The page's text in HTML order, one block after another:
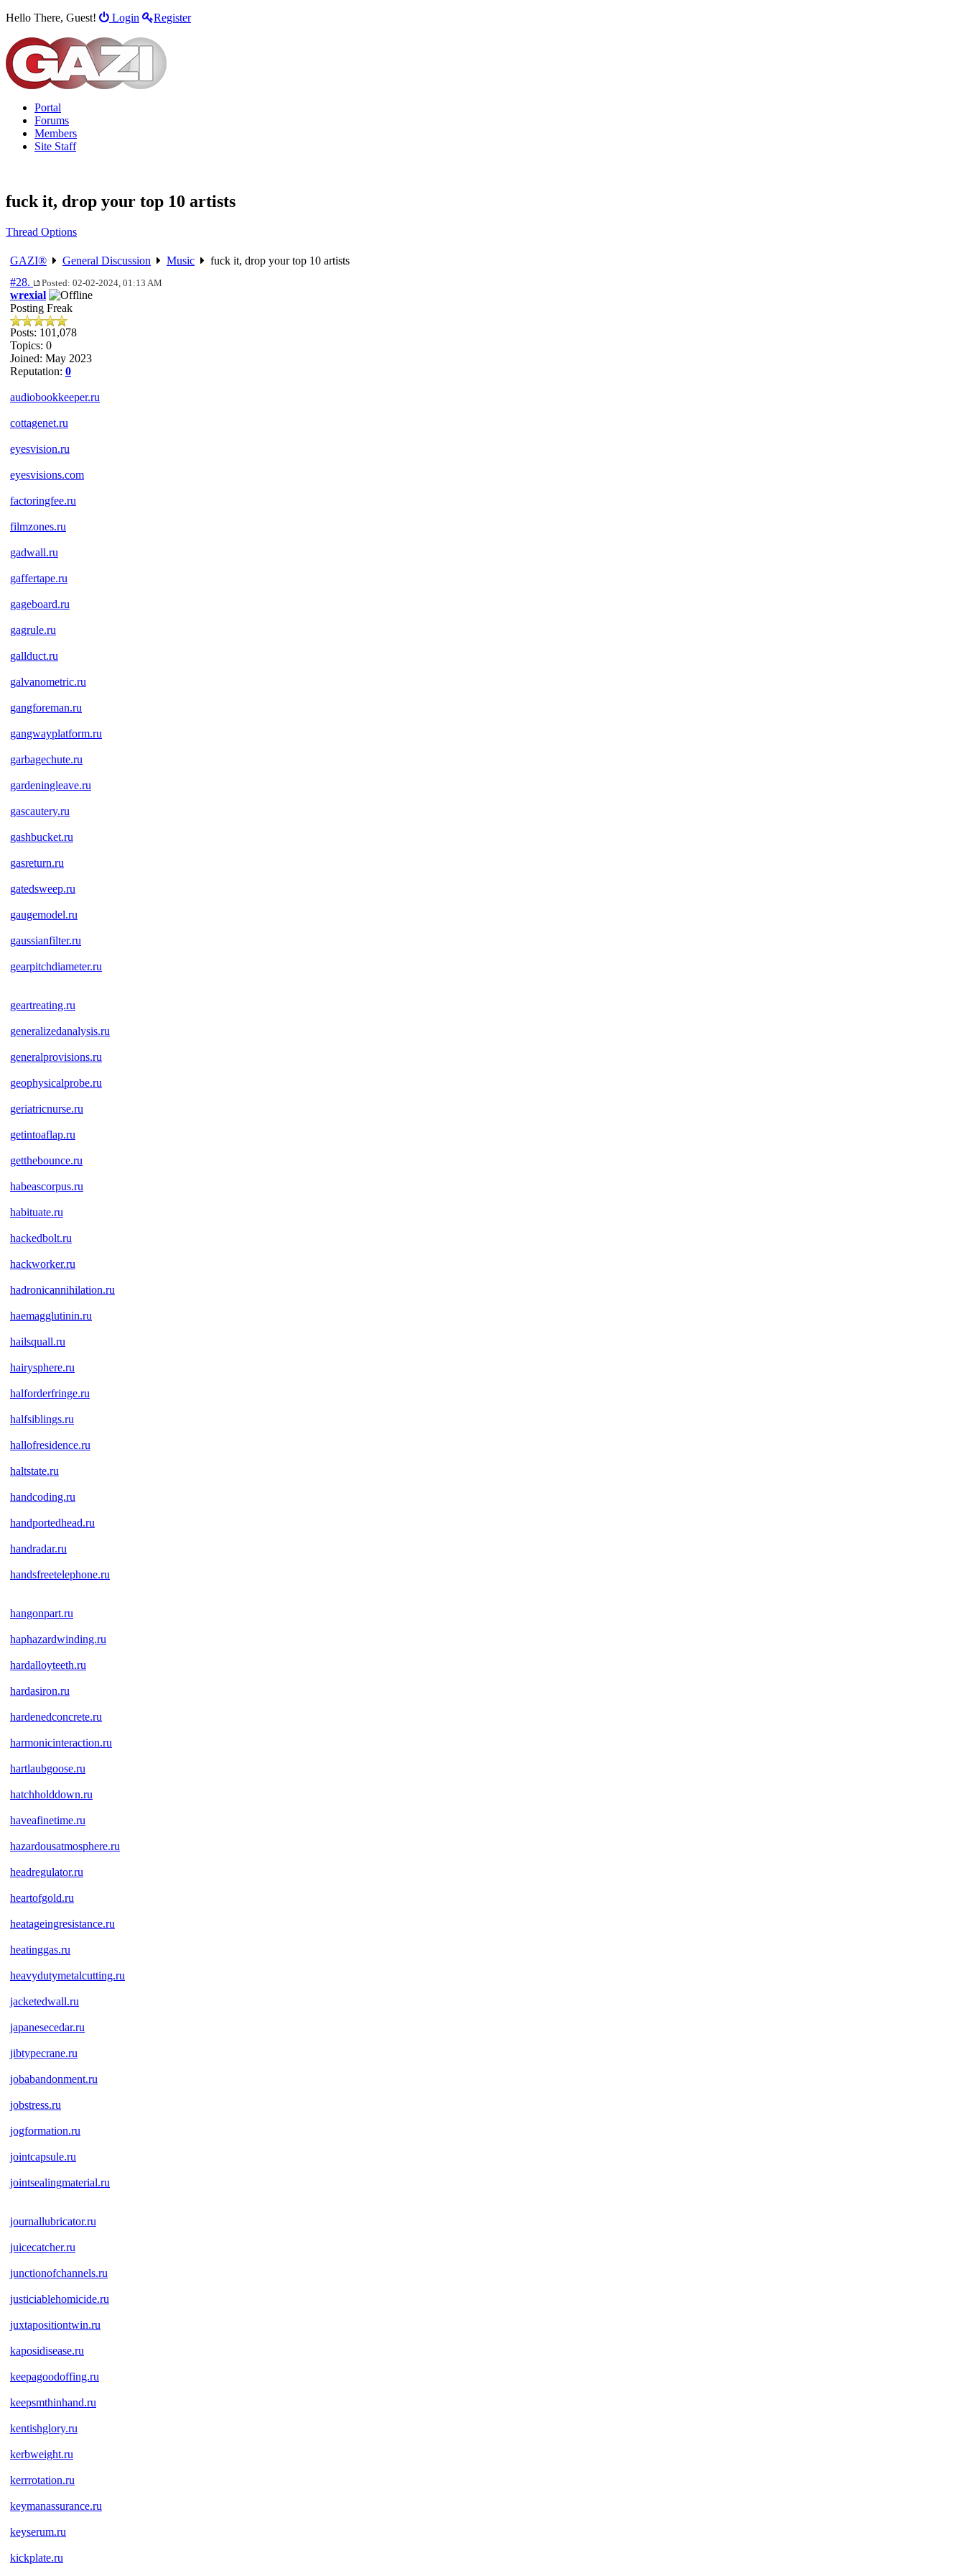
Hello There, Guest! Login Register
Portal
Forums
Members
Site Staff
fuck it, drop your top 10 artists
Thread Options
GAZI® General Discussion Music
fuck it, drop your top 10 artists
#28.
Posted: 02-02-2024, 01:13 AM
wrexial
Posting Freak
Posts: 101,078
Topics: 0
Joined: May 2023
Reputation: 0
audiobookkeeper.ru
cottagenet.ru
eyesvision.ru
eyesvisions.com
factoringfee.ru
filmzones.ru
gadwall.ru
gaffertape.ru
gageboard.ru
gagrule.ru
gallduct.ru
galvanometric.ru
gangforeman.ru
gangwayplatform.ru
garbagechute.ru
gardeningleave.ru
gascautery.ru
gashbucket.ru
gasreturn.ru
gatedsweep.ru
gaugemodel.ru
gaussianfilter.ru
gearpitchdiameter.ru
geartreating.ru
generalizedanalysis.ru
generalprovisions.ru
geophysicalprobe.ru
geriatricnurse.ru
getintoaflap.ru
getthebounce.ru
habeascorpus.ru
habituate.ru
hackedbolt.ru
hackworker.ru
hadronicannihilation.ru
haemagglutinin.ru
hailsquall.ru
hairysphere.ru
halforderfringe.ru
halfsiblings.ru
hallofresidence.ru
haltstate.ru
handcoding.ru
handportedhead.ru
handradar.ru
handsfreetelephone.ru
hangonpart.ru
haphazardwinding.ru
hardalloyteeth.ru
hardasiron.ru
hardenedconcrete.ru
harmonicinteraction.ru
hartlaubgoose.ru
hatchholddown.ru
haveafinetime.ru
hazardousatmosphere.ru
headregulator.ru
heartofgold.ru
heatageingresistance.ru
heatinggas.ru
heavydutymetalcutting.ru
jacketedwall.ru
japanesecedar.ru
jibtypecrane.ru
jobabandonment.ru
jobstress.ru
jogformation.ru
jointcapsule.ru
jointsealingmaterial.ru
journallubricator.ru
juicecatcher.ru
junctionofchannels.ru
justiciablehomicide.ru
juxtapositiontwin.ru
kaposidisease.ru
keepagoodoffing.ru
keepsmthinhand.ru
kentishglory.ru
kerbweight.ru
kerrrotation.ru
keymanassurance.ru
keyserum.ru
kickplate.ru